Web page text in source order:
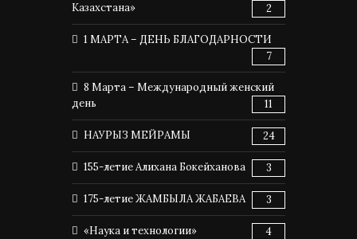
Казахстана»
2
1 МАРТА – ДЕНЬ БЛАГОДАРНОСТИ
7
8 Марта – Международный женский
день
11
НАУРЫЗ МЕЙРАМЫ 24
155-летие Алихана Бокейханова 3
175-летие ЖАМБЫЛА ЖАБАЕВА 3
«Наука и технологии» 4